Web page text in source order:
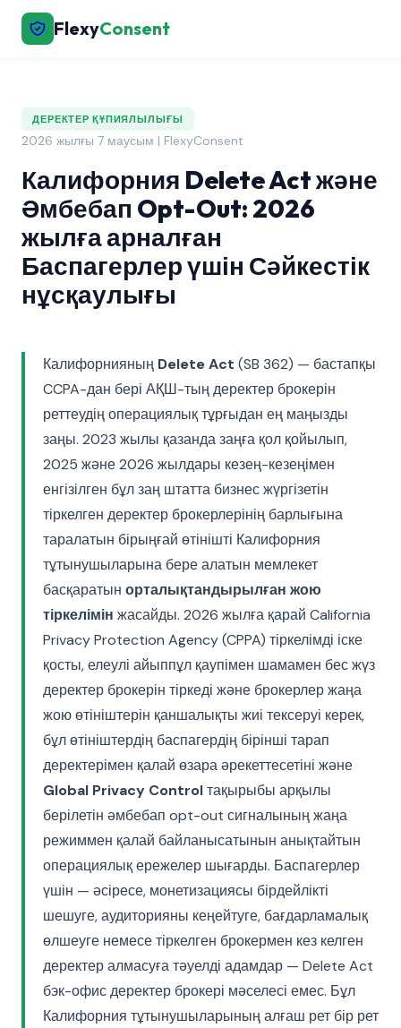
FlexyConsent
ДЕРЕКТЕР ҚҰПИЯЛЫЛЫҒЫ
2026 жылғы 7 маусым | FlexyConsent
Калифорния Delete Act және
Әмбебап Opt-Out: 2026
жылға арналған
Баспагерлер үшін Сәйкестік
нұсқаулығы
Калифорнияның Delete Act (SB 362) — бастапқы
CCPA-дан бері АҚШ-тың деректер брокерін
реттеудің операциялық тұрғыдан ең маңызды
заңы. 2023 жылы қазанда заңға қол қойылып,
2025 және 2026 жылдары кезең-кезеңімен
енгізілген бұл заң штатта бизнес жүргізетін
тіркелген деректер брокерлерінің барлығына
таралатын бірыңғай өтінішті Калифорния
тұтынушыларына бере алатын мемлекет
басқаратын орталықтандырылған жою
тіркелімін жасайды. 2026 жылға қарай California
Privacy Protection Agency (CPPA) тіркелімді іске
қосты, елеулі айыппұл қаупімен шамамен бес жүз
деректер брокерін тіркеді және брокерлер жаңа
жою өтініштерін қаншалықты жиі тексеруі керек,
бұл өтініштердің баспагердің бірінші тарап
деректерімен қалай өзара әрекеттесетіні және
Global Privacy Controlтақырыбы арқылы
берілетін әмбебап opt-out сигналының жаңа
режиммен қалай байланысатынын анықтайтын
операциялық ережелер шығарды. Баспагерлер
үшін — әсіресе, монетизациясы бірдейлікті
шешуге, аудиторияны кеңейтуге, бағдарламалық
өлшеуге немесе тіркелген брокермен кез келген
деректер алмасуға тәуелді адамдар — Delete Act
бэк-офис деректер брокері мәселесі емес. Бұл
Калифорния тұтынушыларының алғаш рет бір рет